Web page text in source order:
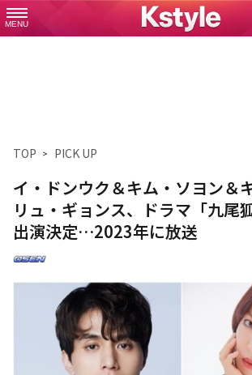
MENU
TOP PICK UP
イ・ドンウク＆キム・ソヨン＆
リュ・ギョンス、ドラマ「九尾
出演決定…2023年に放送